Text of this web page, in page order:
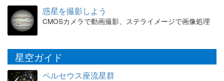
惑星を撮影しよう
CMOSカメラで動画撮影、ステライメージで画像処理
星空ガイド
ペルセウス座流星群